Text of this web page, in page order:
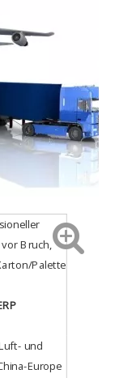
Bruch,
Palette
und
Europe